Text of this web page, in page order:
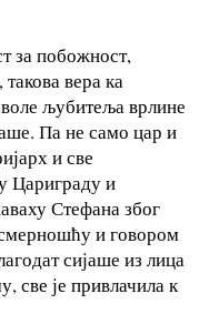
за побожност,
вера ка
љубитеља врлине
Па не само цар и
и све
Цариграду и
Стефана због
и говором
сијаше из лица
све је привлачила к